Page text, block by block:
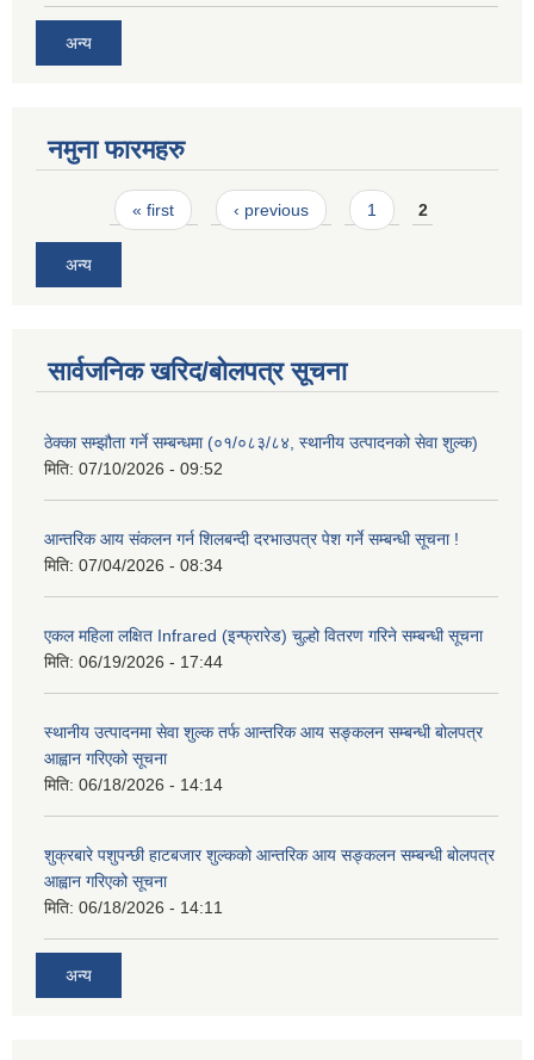
अन्य
नमुना फारमहरु
Pages« first ‹ previous 1 2
अन्य
सार्वजनिक खरिद/बोलपत्र सूचना
ठेक्का सम्झौता गर्ने सम्बन्धमा (०१/०८३/८४, स्थानीय उत्पादनको सेवा शुल्क)
मिति: 07/10/2026 - 09:52
आन्तरिक आय संकलन गर्न शिलबन्दी दरभाउपत्र पेश गर्ने सम्बन्धी सूचना !
मिति: 07/04/2026 - 08:34
एकल महिला लक्षित Infrared (इन्फ्रारेड) चुल्हो वितरण गरिने सम्बन्धी सूचना
मिति: 06/19/2026 - 17:44
स्थानीय उत्पादनमा सेवा शुल्क तर्फ आन्तरिक आय सङ्कलन सम्बन्धी बोलपत्र
आह्वान गरिएको सूचना
मिति: 06/18/2026 - 14:14
शुक्रबारे पशुपन्छी हाटबजार शुल्कको आन्तरिक आय सङ्कलन सम्बन्धी बोलपत्र
आह्वान गरिएको सूचना
मिति: 06/18/2026 - 14:11
अन्य